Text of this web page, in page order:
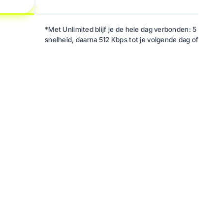
*Met Unlimited blijf je de hele dag verbonden: 5 GB
snelheid, daarna 512 Kbps tot je volgende dag of